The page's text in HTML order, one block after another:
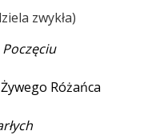
zwykła
Różańca